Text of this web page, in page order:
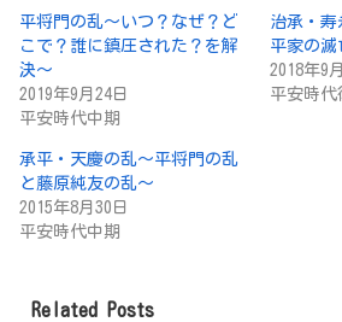
平将門の乱～いつ？なぜ？ど
こで？誰に鎮圧された？を解
決～
2019年9月24日
平安時代中期
治承・
平家の滅
2018年9
平安時代
承平・天慶の乱〜平将門の乱
と藤原純友の乱〜
2015年8月30日
平安時代中期
Related Posts